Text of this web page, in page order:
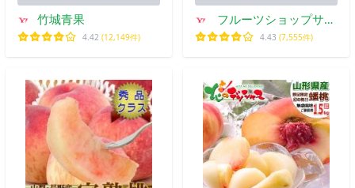
竹城青果
4.42 (12,149件)
フルーツショップサニ
ー
4.43 (7,555件)